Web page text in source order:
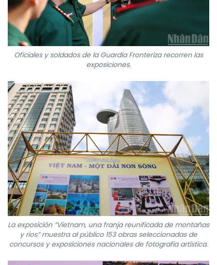
Oficiales y soldados de la Guardia Fronteriza recorren las
exposiciones.
La exposición “Vietnam, una franja reunificada de montañas
y ríos” muestra al público 153 obras seleccionadas de
concursos y exposiciones nacionales de fotografía artística.